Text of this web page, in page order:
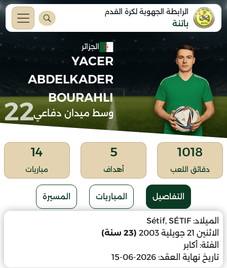
الرابطة الجهوية لكرة القدم
باتنة
الجزائر
YACER
ABDELKADER
BOURAHLI
وسط ميدان دفاعي22
1018
دقائق اللعب
5
أهداف
14
مباريات
التفاصيل المباريات المسيرة
الميلاد: Sétif, SÉTIF
الاثنين 21 جويلية 2003
(23 سنة)
الفئة: أكابر
تاريخ نهاية العقد: 2026-06-15